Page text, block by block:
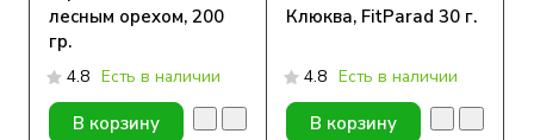
лесным орехом, 200
гр.
4.8 Есть в наличии
В корзину
Клюква, FitParad 30 г.
4.8 Есть в наличии
В корзину